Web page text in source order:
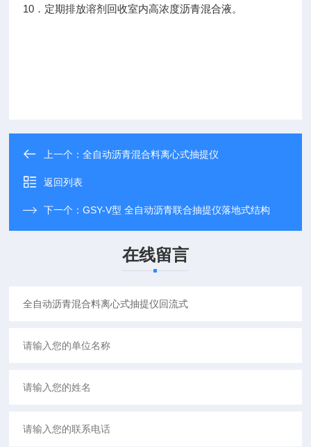
10．定期排放溶剂回收室内高浓度沥青混合液。
上一个：全自动沥青混合料离心式抽提仪
返回列表
下一个：GSY-V型 全自动沥青联合抽提仪落地式结构
在线留言